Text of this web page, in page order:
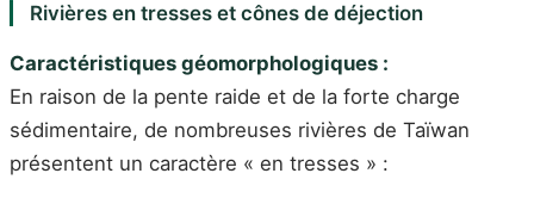
Rivières en tresses et cônes de déjection
Caractéristiques géomorphologiques :
En raison de la pente raide et de la forte charge
sédimentaire, de nombreuses rivières de Taïwan
présentent un caractère « en tresses » :